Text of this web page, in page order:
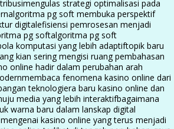
mengulas strategi optimalisasi pada
algoritma pg soft membuka perspektif
digitalefisiensi pemrosesan menjadi
pg softalgoritma pg soft
komputasi yang lebih adaptiftopik baru
kian sering mengisi ruang pembahasan
online hadir dalam perubahan arah
membaca fenomena kasino online dari
teknologiera baru kasino online dan
media yang lebih interaktifbagaimana
warna baru dalam lanskap digital
kasino online yang terus menjadi